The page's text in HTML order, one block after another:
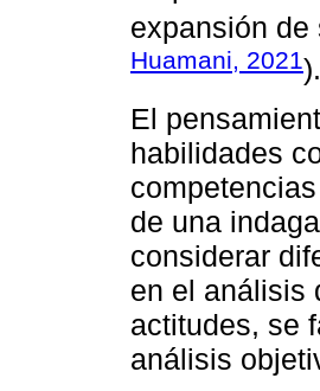
expansión
Huamani, 2021).
El
habilidades
de una
considerar
en el análisis
actitudes, se
análisis